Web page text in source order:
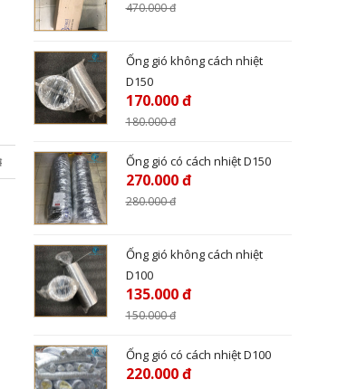
470.000đ
Ống gió không cách nhiệt
D150
170.000 đ
180.000đ
Ống gió có cách nhiệt D150
270.000 đ
280.000đ
Ống gió không cách nhiệt
D100
135.000 đ
150.000đ
Ống gió có cách nhiệt D100
220.000 đ